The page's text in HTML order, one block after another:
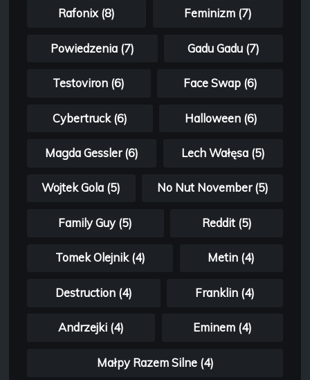
Rafonix (8) Feminizm (7)
Powiedzenia (7) Gadu Gadu (7)
Testoviron (6) Face Swap (6)
Cybertruck (6) Halloween (6)
Magda Gessler (6) Lech Wałęsa (5)
Wojtek Gola (5) No Nut November (5)
Family Guy (5) Reddit (5)
Tomek Olejnik (4) Metin (4)
Destruction (4) Franklin (4)
Andrzejki (4) Eminem (4)
Małpy Razem Silne (4)